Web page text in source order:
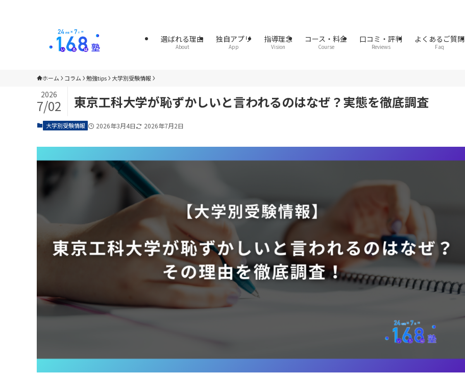
選ばれる理由
About
独自アプリ
App
指導理念
Vision
コース・料金
Course
口コミ・評判
Reviews
よくあるご質問
Faq
ホーム コラム 勉強tips 大学別受験情報
東京工科大学が恥ずかしいと言われるのはなぜ？実態を徹底調査
2026
7/02
大学別受験情報 2026年3月4日 2026年7月2日